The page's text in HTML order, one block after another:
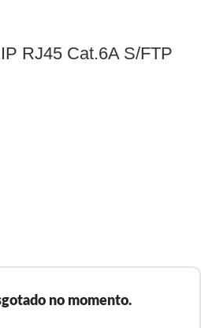
RJ45 Cat.6A S/FTP
no momento.